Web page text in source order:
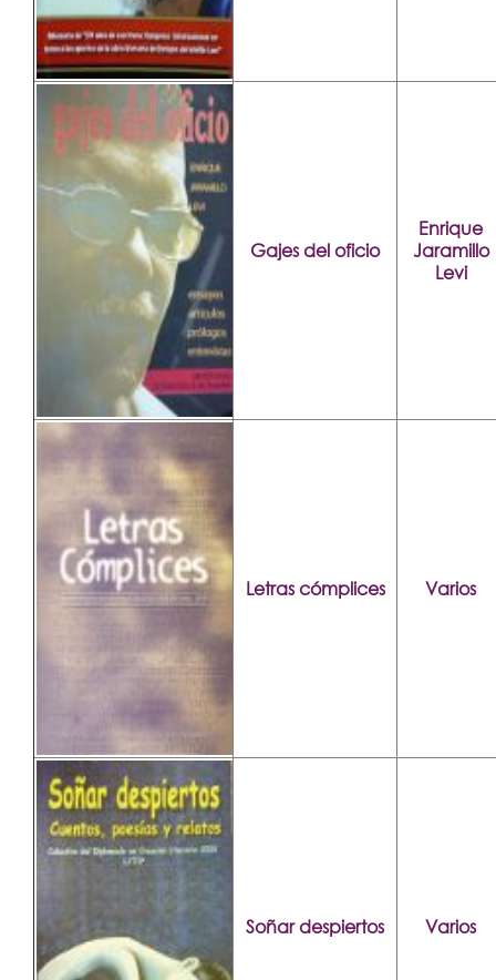
Gajes del oficio
Enrique
Jaramillo
Levi
Letras cómplices Varios
Soñar despiertos Varios